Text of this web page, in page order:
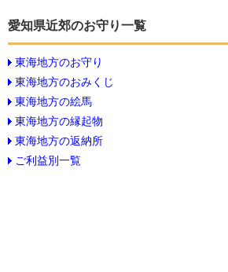
愛知県近郊のお守り一覧
東海地方のお守り
東海地方のおみくじ
東海地方の絵馬
東海地方の縁起物
東海地方の返納所
ご利益別一覧